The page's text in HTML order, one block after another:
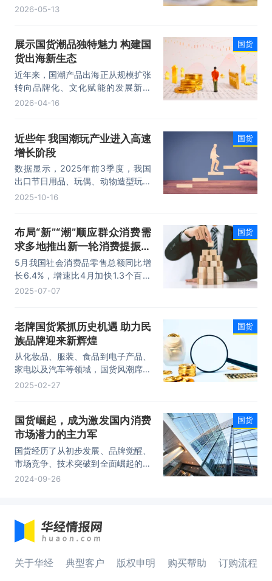
同比增长47%，直播间成交额占比达
个。
2026-05-13
展示国货潮品独特魅力 构建国
货出海新生态
近年来，国潮产品出海正从规模扩张
转向品牌化、文化赋能的发展新阶
段，进一步推动了文化贸易提质升
2026-04-16
国货
近些年 我国潮玩产业进入高速
增长阶段
数据显示，2025年前3季度，我国
出口节日用品、玩偶、动物造型玩具
超过500亿元，销往全球200多个国
2025-10-16
国货
布局“新”“潮”顺应群众消费需
求多地推出新一轮消费提振举
措
5月我国社会消费品零售总额同比增
长6.4%，增速比4月加快1.3个百分
点。部分基本生活类和升级类商品销
2025-07-07
国货
老牌国货紧抓历史机遇 助力民
族品牌迎来新辉煌
从化妆品、服装、食品到电子产品、
家电以及汽车等领域，国货风潮席卷
而来，不仅影响了国内消费者的购物
2025-02-27
国货
国货崛起，成为激发国内消费
市场潜力的主力军
国货经历了从初步发展、品牌觉醒、
市场竞争、技术突破到全面崛起的不
凡历程，不仅见证了中国经济的蓬勃
2024-09-26
国货
关于华经 典型客户 版权申明 购买帮助 订购流程